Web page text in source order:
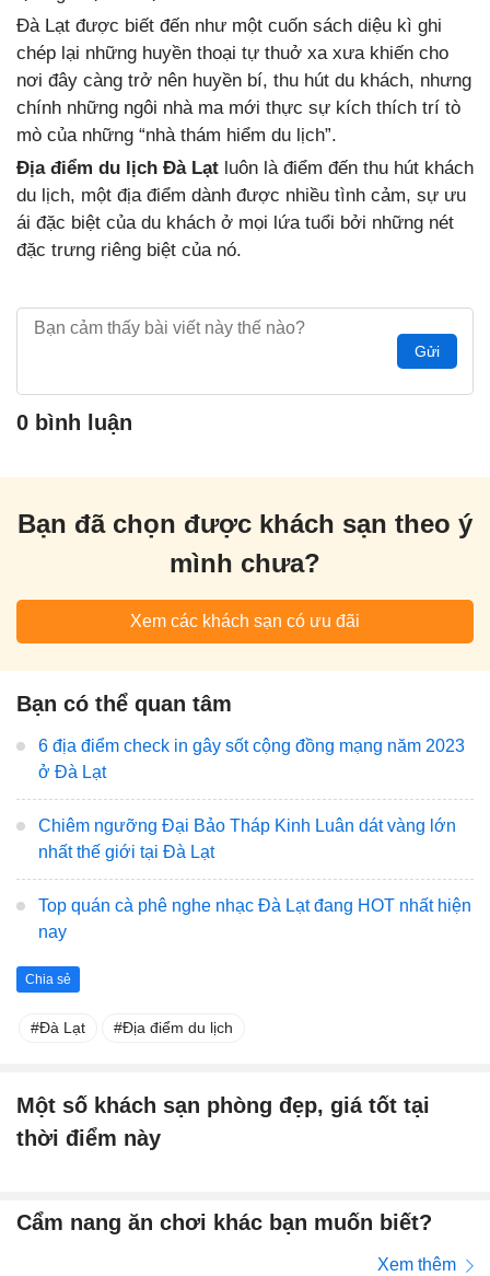
Đà Lạt được biết đến như một cuốn sách diệu kì ghi
chép lại những huyền thoại tự thuở xa xưa khiến cho
nơi đây càng trở nên huyền bí, thu hút du khách, nhưng
chính những ngôi nhà ma mới thực sự kích thích trí tò
mò của những “nhà thám hiểm du lịch”.
Địa điểm du lịch Đà Lạt luôn là điểm đến thu hút khách
du lịch, một địa điểm dành được nhiều tình cảm, sự ưu
ái đặc biệt của du khách ở mọi lứa tuổi bởi những nét
đặc trưng riêng biệt của nó.
Gửi
0 bình luận
Bạn đã chọn được khách sạn theo ý
mình chưa?
Xem các khách sạn có ưu đãi
Bạn có thể quan tâm
6 địa điểm check in gây sốt cộng đồng mạng năm 2023
ở Đà Lạt
Chiêm ngưỡng Đại Bảo Tháp Kinh Luân dát vàng lớn
nhất thế giới tại Đà Lạt
Top quán cà phê nghe nhạc Đà Lạt đang HOT nhất hiện
nay
Chia sẻ
Đà Lạt Địa điểm du lịch
Một số khách sạn phòng đẹp, giá tốt tại
thời điểm này
Cẩm nang ăn chơi khác bạn muốn biết?
Xem thêm